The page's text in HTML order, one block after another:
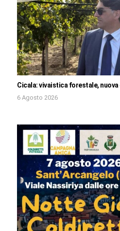
Cicala: vivaistica forestale,
6 Agosto 2026